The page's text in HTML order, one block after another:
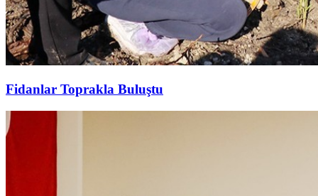
Fidanlar Toprakla Buluştu